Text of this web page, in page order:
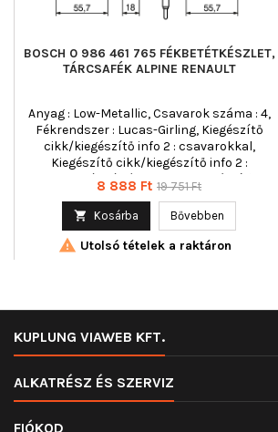
BOSCH 0 986 461 765 FÉKBETÉTKÉSZLET,
TÁRCSAFÉK ALPINE RENAULT
Anyag : Low-Metallic, Csavarok száma : 4,
Fékrendszer : Lucas-Girling, Kiegészítő
cikk/kiegészítő info 2 : csavarokkal,
Kiegészítő cikk/kiegészítő info 2 :
csikorgásgátló lemezzel, Kiegészítő
cikk/kiegészítő info : Tartozékokkal,
Kopásjelző érintkező : integrált
kopásjelzővel, Magasság [mm] : 55,7,
Szélesség [mm] : 130, Vastagság [mm] :
Ár
8 888 Ft Normál
19 751 Ft
 Kosárba Bővebben
 Utolsó tételek a raktáron
KUPLUNG VIAWEB KFT.
ALKATRÉSZ ÉS SZERVIZ
FIÓKOD